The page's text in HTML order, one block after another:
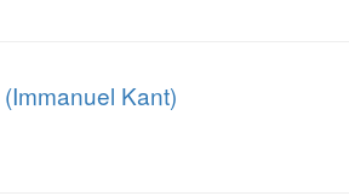
Kant)